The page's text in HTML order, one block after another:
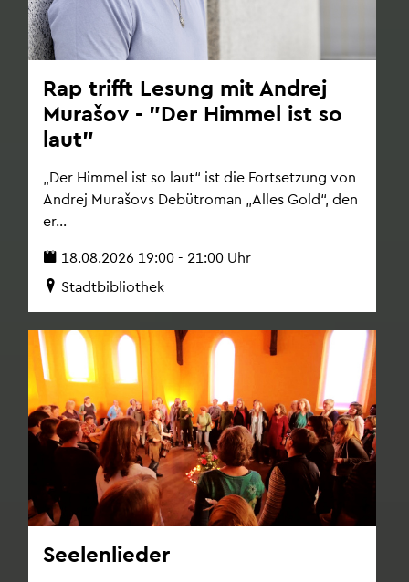
Rap trifft Le­sung mit An­drej
Murašov - "Der Him­mel ist so
laut"
„Der Him­mel ist so laut“ ist die Fort­set­zung von
An­drej Murašovs De­büt­ro­man „Alles Gold“, den
er...
18.08.2026 19:00 - 21:00 Uhr
Stadt­bi­blio­thek
See­len­lie­der